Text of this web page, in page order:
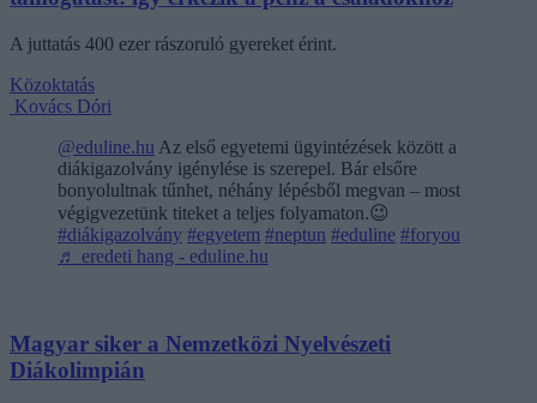
A juttatás 400 ezer rászoruló gyereket érint.
Közoktatás
Kovács Dóri
@eduline.hu Az első egyetemi ügyintézések között a
diákigazolvány igénylése is szerepel. Bár elsőre
bonyolultnak tűnhet, néhány lépésből megvan – most
végigvezetünk titeket a teljes folyamaton.😉
#diákigazolvány #egyetem #neptun #eduline #foryou
♬ eredeti hang - eduline.hu
Magyar siker a Nemzetközi Nyelvészeti
Diákolimpián